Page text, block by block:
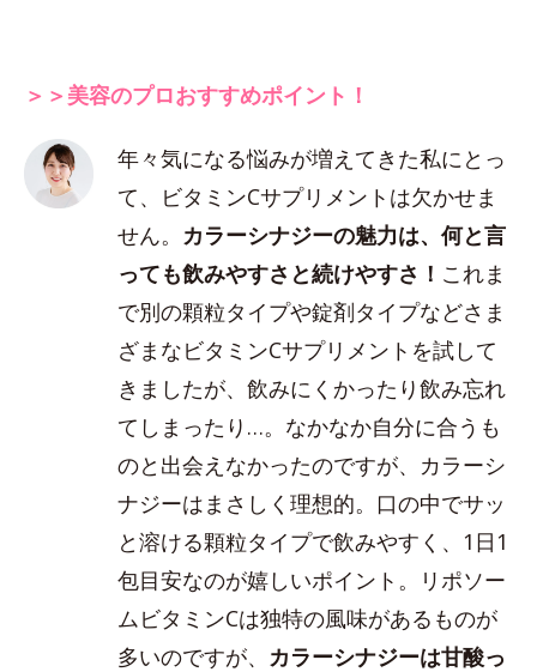
＞＞美容のプロおすすめポイント！
年々気になる悩みが増えてきた私にとっ
て、ビタミンCサプリメントは欠かせま
せん。 カラーシナジーの魅力は、何と言
っても飲みやすさと続けやすさ！ これま
で別の顆粒タイプや錠剤タイプなどさま
ざまなビタミンCサプリメントを試して
きましたが、飲みにくかったり飲み忘れ
てしまったり…。なかなか自分に合うも
のと出会えなかったのですが、カラーシ
ナジーはまさしく理想的。口の中でサッ
と溶ける顆粒タイプで飲みやすく、1日1
包目安なのが嬉しいポイント。リポソー
ムビタミンCは独特の風味があるものが
多いのですが、 カラーシナジーは甘酸っ